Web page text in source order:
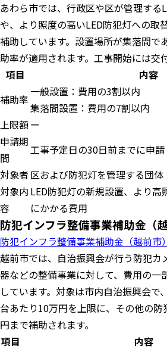
あわら市では、行政区や区が管理する
や、より照度の高いLED防犯灯への取
補助しています。設置場所が集落間で
助率が適用されます。工事開始には交
項目
内容
補助率
一般設置：費用の3割以内
集落間設置：費用の7割以内
上限額ー
申請期
間
工事予定日の30日前までに申請
対象者区および防犯灯を管理する団体
対象内
容
LED防犯灯の新規設置、より高
にかかる費用
防犯インフラ整備事業補助金（越
防犯インフラ整備事業補助金（越前市）
越前市では、自治振興会が行う防犯カ
器などの整備事業に対して、費用の一
しています。対象は市内自治振興会で
台あたり10万円を上限に、その他の
円まで補助されます。
項目
内容